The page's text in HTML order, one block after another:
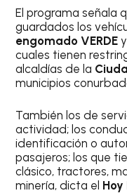
El programa señala
guardados los
engomado VERDE
cuales tienen
alcaldías de la
municipios
También los de
actividad; los
identificación o
pasajeros; los que
clásico, tractores,
minería, dicta el Hoy